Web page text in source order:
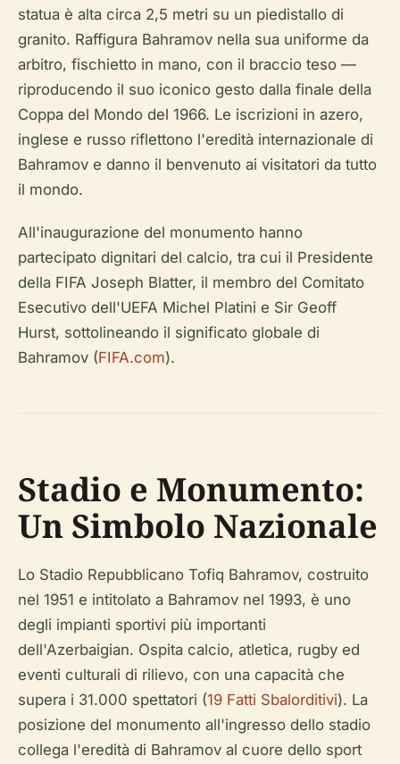
statua è alta circa 2,5 metri su un piedistallo di
granito. Raffigura Bahramov nella sua uniforme da
arbitro, fischietto in mano, con il braccio teso —
riproducendo il suo iconico gesto dalla finale della
Coppa del Mondo del 1966. Le iscrizioni in azero,
inglese e russo riflettono l'eredità internazionale di
Bahramov e danno il benvenuto ai visitatori da tutto
il mondo.
All'inaugurazione del monumento hanno
partecipato dignitari del calcio, tra cui il Presidente
della FIFA Joseph Blatter, il membro del Comitato
Esecutivo dell'UEFA Michel Platini e Sir Geoff
Hurst, sottolineando il significato globale di
Bahramov (FIFA.com).
Stadio e Monumento:
Un Simbolo Nazionale
Lo Stadio Repubblicano Tofiq Bahramov, costruito
nel 1951 e intitolato a Bahramov nel 1993, è uno
degli impianti sportivi più importanti
dell'Azerbaigian. Ospita calcio, atletica, rugby ed
eventi culturali di rilievo, con una capacità che
supera i 31.000 spettatori (19 Fatti Sbalorditivi). La
posizione del monumento all'ingresso dello stadio
collega l'eredità di Bahramov al cuore dello sport